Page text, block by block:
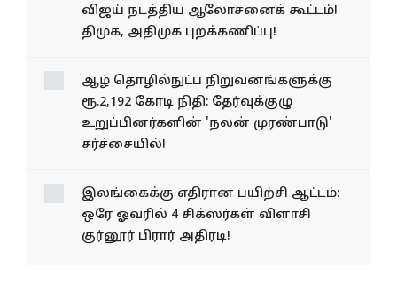
"தொகுதி மறுவரையறை": முதலமைச்சர்
விஜய் நடத்திய ஆலோசனைக் கூட்டம்!
ஆழ் தொழில்நுட்ப
நிறுவனங்களுக்கு ரூ.2,192
கோடி நிதி: தேர்வுக்குழு
முரண்பாடு' சர்ச்சையில்!
இலங்கைக்கு எதிரான பயிற்சி ஆட்டம்: